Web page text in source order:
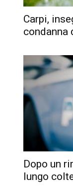
Carpi,
condanna
Dopo un
lungo